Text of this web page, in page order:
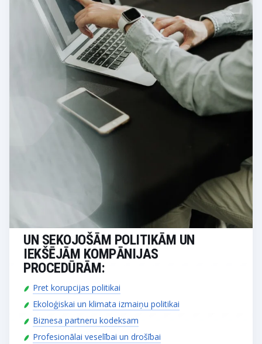
UN SEKOJOŠĀM POLITIKĀM UN
IEKŠĒJĀM KOMPĀNIJAS
PROCEDŪRĀM:
Pret korupcijas politikai
Ekoloģiskai un klimata izmaiņu politikai
Biznesa partneru kodeksam
Profesionālai veselībai un drošībai